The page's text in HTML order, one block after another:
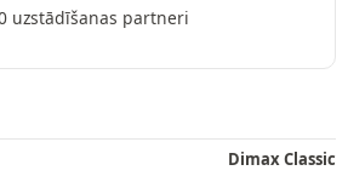
uzstādīšanas partneri
Dimax Classic